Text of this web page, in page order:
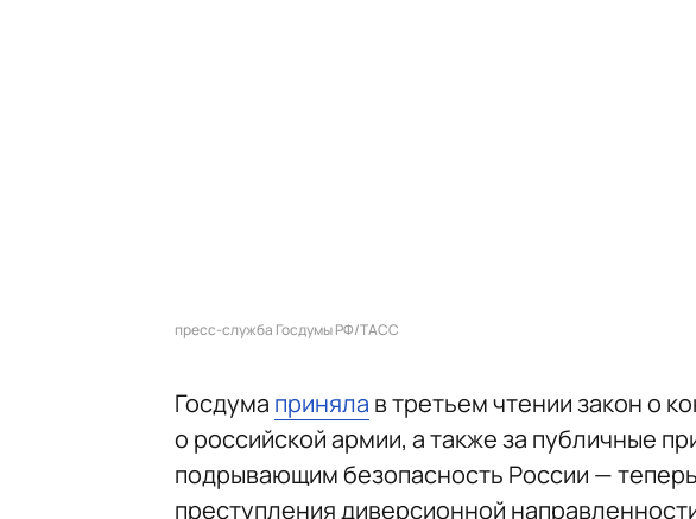
пресс-служба Госдумы РФ/ТАСС
Госдума приняла в третьем чтении закон о
о российской армии, а также за публичные
подрывающим безопасность России —
преступления диверсионной